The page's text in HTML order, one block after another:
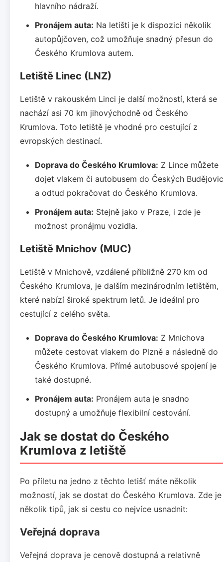
hlavního nádraží.
Pronájem auta: Na letišti je k dispozici několik
autopůjčoven, což umožňuje snadný přesun do
Českého Krumlova autem.
Letiště Linec (LNZ)
Letiště v rakouském Linci je další možností, která se
nachází asi 70 km jihovýchodně od Českého
Krumlova. Toto letiště je vhodné pro cestující z
evropských destinací.
Doprava do Českého Krumlova: Z Lince můžete
dojet vlakem či autobusem do Českých Budějovic
a odtud pokračovat do Českého Krumlova.
Pronájem auta: Stejně jako v Praze, i zde je
možnost pronájmu vozidla.
Letiště Mnichov (MUC)
Letiště v Mnichově, vzdálené přibližně 270 km od
Českého Krumlova, je dalším mezinárodním letištěm,
které nabízí široké spektrum letů. Je ideální pro
cestující z celého světa.
Doprava do Českého Krumlova: Z Mnichova
můžete cestovat vlakem do Plzně a následně do
Českého Krumlova. Přímé autobusové spojení je
také dostupné.
Pronájem auta: Pronájem auta je snadno
dostupný a umožňuje flexibilní cestování.
Jak se dostat do Českého
Krumlova z letiště
Po příletu na jedno z těchto letišť máte několik
možností, jak se dostat do Českého Krumlova. Zde je
několik tipů, jak si cestu co nejvíce usnadnit:
Veřejná doprava
Veřejná doprava je cenově dostupná a relativně